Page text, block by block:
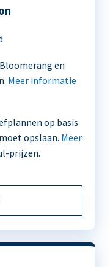
en
Meer informatie
op basis
opslaan. Meer
prijzen.